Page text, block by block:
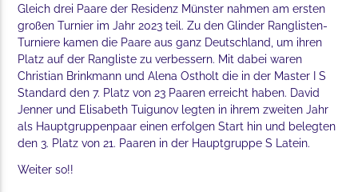
Gleich drei Paare der Residenz Münster nahmen am ersten
großen Turnier im Jahr 2023 teil. Zu den Glinder Ranglisten-
Turniere kamen die Paare aus ganz Deutschland, um ihren
Platz auf der Rangliste zu verbessern. Mit dabei waren
Christian Brinkmann und Alena Ostholt die in der Master I S
Standard den 7. Platz von 23 Paaren erreicht haben. David
Jenner und Elisabeth Tuigunov legten in ihrem zweiten Jahr
als Hauptgruppenpaar einen erfolgen Start hin und belegten
den 3. Platz von 21. Paaren in der Hauptgruppe S Latein.
Weiter so!!